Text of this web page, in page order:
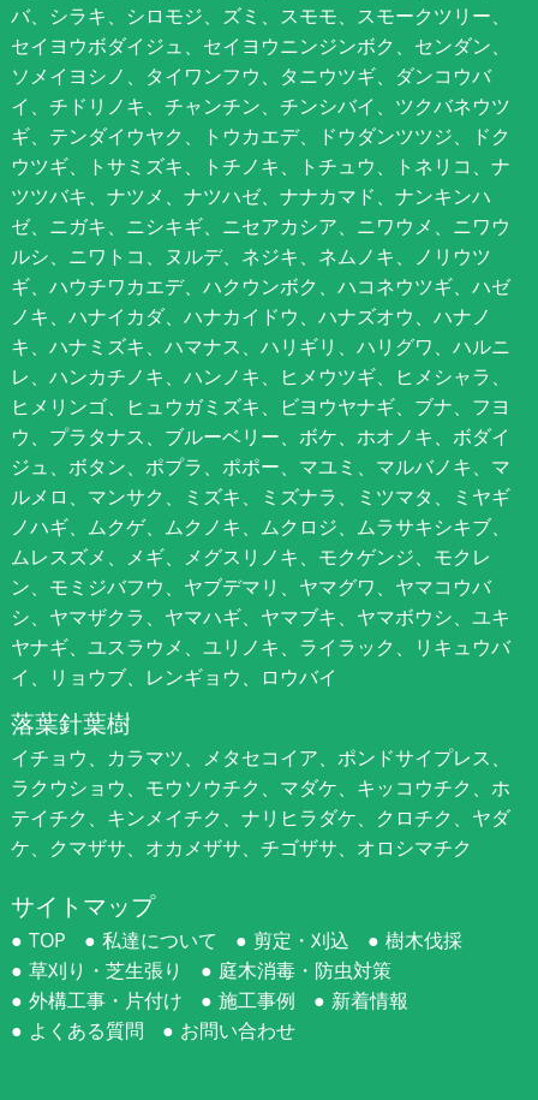
バ、シラキ、シロモジ、ズミ、スモモ、スモークツリー、
セイヨウボダイジュ、セイヨウニンジンボク、センダン、
ソメイヨシノ、タイワンフウ、タニウツギ、ダンコウバ
イ、チドリノキ、チャンチン、チンシバイ、ツクバネウツ
ギ、テンダイウヤク、トウカエデ、ドウダンツツジ、ドク
ウツギ、トサミズキ、トチノキ、トチュウ、トネリコ、ナ
ツツバキ、ナツメ、ナツハゼ、ナナカマド、ナンキンハ
ゼ、ニガキ、ニシキギ、ニセアカシア、ニワウメ、ニワウ
ルシ、ニワトコ、ヌルデ、ネジキ、ネムノキ、ノリウツ
ギ、ハウチワカエデ、ハクウンボク、ハコネウツギ、ハゼ
ノキ、ハナイカダ、ハナカイドウ、ハナズオウ、ハナノ
キ、ハナミズキ、ハマナス、ハリギリ、ハリグワ、ハルニ
レ、ハンカチノキ、ハンノキ、ヒメウツギ、ヒメシャラ、
ヒメリンゴ、ヒュウガミズキ、ビヨウヤナギ、ブナ、フヨ
ウ、プラタナス、ブルーベリー、ボケ、ホオノキ、ボダイ
ジュ、ボタン、ポプラ、ポポー、マユミ、マルバノキ、マ
ルメロ、マンサク、ミズキ、ミズナラ、ミツマタ、ミヤギ
ノハギ、ムクゲ、ムクノキ、ムクロジ、ムラサキシキブ、
ムレスズメ、メギ、メグスリノキ、モクゲンジ、モクレ
ン、モミジバフウ、ヤブデマリ、ヤマグワ、ヤマコウバ
シ、ヤマザクラ、ヤマハギ、ヤマブキ、ヤマボウシ、ユキ
ヤナギ、ユスラウメ、ユリノキ、ライラック、リキュウバ
イ、リョウブ、レンギョウ、ロウバイ
落葉針葉樹
イチョウ、カラマツ、メタセコイア、ポンドサイプレス、
ラクウショウ、モウソウチク、マダケ、キッコウチク、ホ
テイチク、キンメイチク、ナリヒラダケ、クロチク、ヤダ
ケ、クマザサ、オカメザサ、チゴザサ、オロシマチク
サイトマップ
TOP 私達について 剪定・刈込
樹木伐採
草刈り・芝生張り
庭木消毒・防虫対策
外構工事・片付け
施工事例
新着情報
よくある質問
お問い合わせ